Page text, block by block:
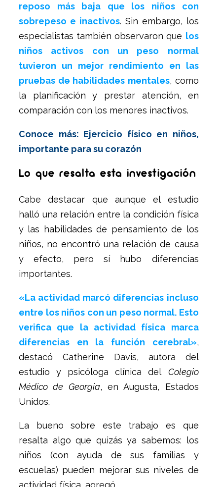
reposo más baja que los niños con
sobrepeso e inactivos. Sin embargo, los
especialistas también observaron que los
niños activos con un peso normal
tuvieron un mejor rendimiento en las
pruebas de habilidades mentales, como
la planificación y prestar atención, en
comparación con los menores inactivos.
Conoce más: Ejercicio físico en niños,
importante para su corazón
Lo que resalta esta investigación
Cabe destacar que aunque el estudio
halló una relación entre la condición física
y las habilidades de pensamiento de los
niños, no encontró una relación de causa
y efecto, pero sí hubo diferencias
importantes.
«La actividad marcó diferencias incluso
entre los niños con un peso normal. Esto
verifica que la actividad física marca
diferencias en la función cerebral»,
destacó Catherine Davis, autora del
estudio y psicóloga clínica del Colegio
Médico de Georgia, en Augusta, Estados
Unidos.
La bueno sobre este trabajo es que
resalta algo que quizás ya sabemos: los
niños (con ayuda de sus familias y
escuelas) pueden mejorar sus niveles de
actividad física, agregó.